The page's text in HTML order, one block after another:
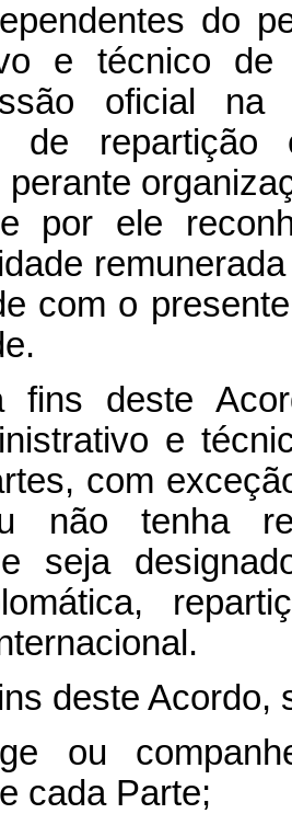
do
e técnico
oficial
de
perante
por ele
com o
deste
e
com
não tenha
seja
deste Acordo,
ou
cada Parte;